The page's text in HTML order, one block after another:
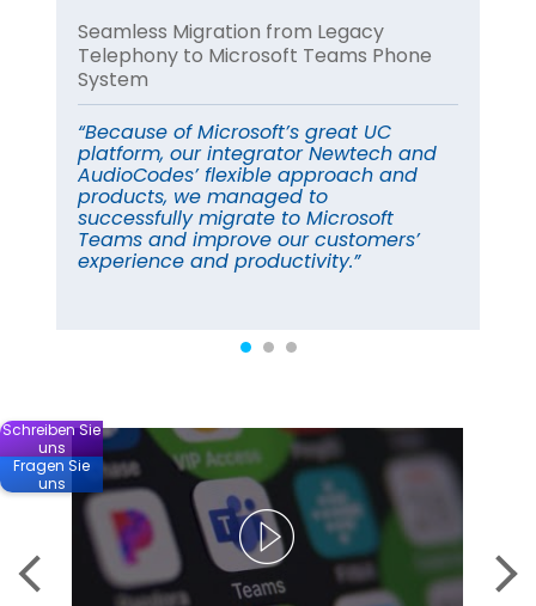
Seamless Migration from Legacy
Telephony to Microsoft Teams Phone
System
“Because of Microsoft’s great UC
platform, our integrator Newtech and
AudioCodes’ flexible approach and
products, we managed to
successfully migrate to Microsoft
Teams and improve our customers’
experience and productivity.”
Schreiben Sie
uns
Fragen Sie
uns